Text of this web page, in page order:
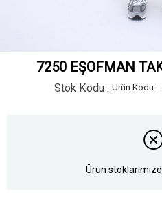
7250 EŞOFMAN
Stok Kodu
Ürün